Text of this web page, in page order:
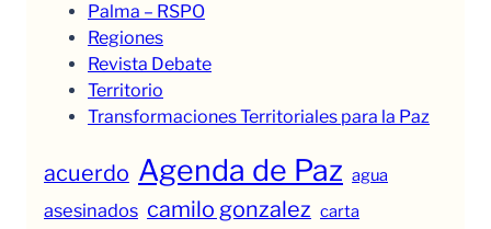
Palma – RSPO
Regiones
Revista Debate
Territorio
Transformaciones Territoriales para la Paz
acuerdo Agenda de Paz agua
asesinados camilo gonzalez carta